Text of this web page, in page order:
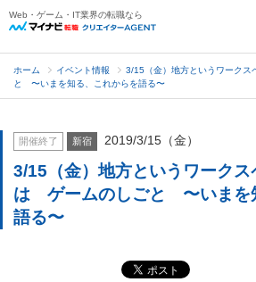
Web・ゲーム・IT業界の転職なら
ホーム イベント情報
3/15（金）地方というワーク
と 〜いまを知る、これからを語る〜
開催終了 新宿 2019/3/15（金）
3/15（金）地方というワークス
は ゲームのしごと 〜いまを
語る〜